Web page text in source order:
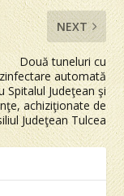
NEXT
Două tuneluri cu
automată
Spitalul Judeţean şi
achiziţionate de
Judeţean Tulcea